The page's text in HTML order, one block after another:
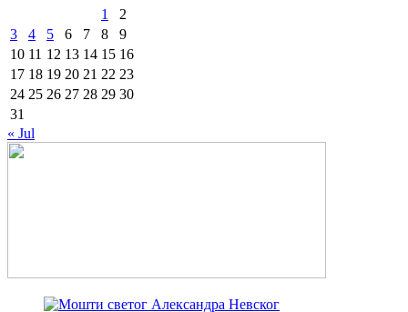
1
2
3
4 5 6 7 8
9
10 11 12 13 14 15 16
17 18 19 20 21 22 23
24 25 26 27 28 29 30
31
« Jul